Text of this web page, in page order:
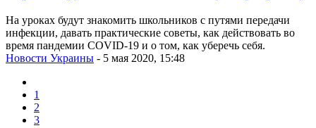
На уроках будут знакомить школьников с путями передачи
инфекции, давать практические советы, как действовать во
время пандемии COVID-19 и о том, как уберечь себя.
Новости Украины - 5 мая 2020, 15:48
1
2
3